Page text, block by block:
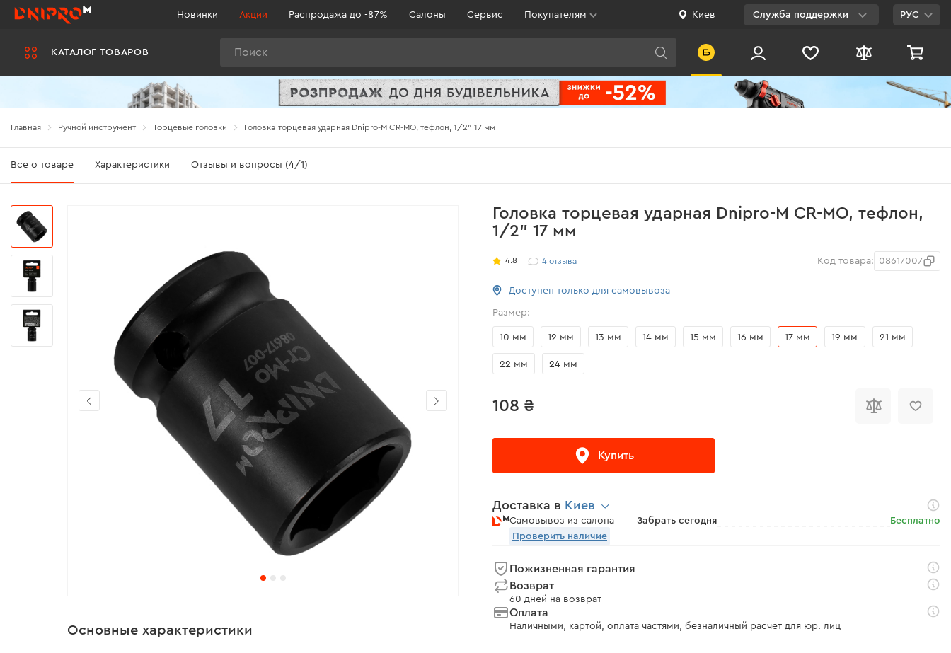
КАТАЛОГ ТОВАРОВ
Новинки Акции Распродажа до -87% Салоны Сервис Покупателям Киев Служба поддержки
0 800 200 500
РУС
Главная Ручной инструмент Торцевые головки Головка торцевая ударная Dnipro-M CR-MO, тефлон, 1/2" 17 мм
Все о товаре Характеристики Отзывы и вопросы (4/1)
Головка торцевая ударная Dnipro-M CR-MO, тефлон,
1/2" 17 мм
4.8 4отзыва Код товара: 08617007
Доступен только для самовывоза
Размер:
10 мм 12 мм 13 мм 14 мм 15 мм 16 мм 17 мм 19 мм 21 мм
22 мм 24 мм
108 ₴
Купить
Доставка в Киев
Самовывоз из салона Забрать сегодня
Бесплатно
Проверить наличие
Пожизненная гарантия
Возврат
60 дней на возврат
Оплата
Наличными, картой, оплата частями, безналичный расчет для юр. лиц
Основные характеристики